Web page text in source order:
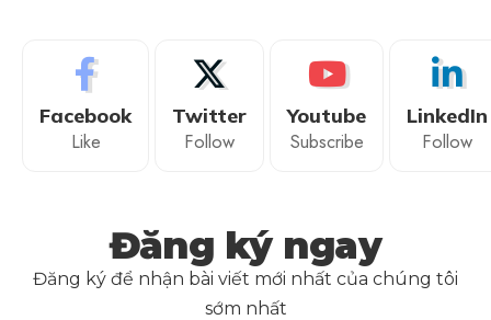
Facebook
Like
Twitter
Follow
Youtube
Subscribe
LinkedIn
Follow
Đăng ký ngay
Đăng ký để nhận bài viết mới nhất của chúng tôi
sớm nhất